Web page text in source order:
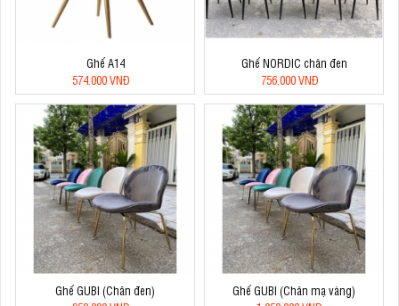
Ghế A14
574.000 VNĐ
Ghế NORDIC chân đen
756.000 VNĐ
Ghế GUBI (Chân đen)
Ghế GUBI (Chân mạ vàng)